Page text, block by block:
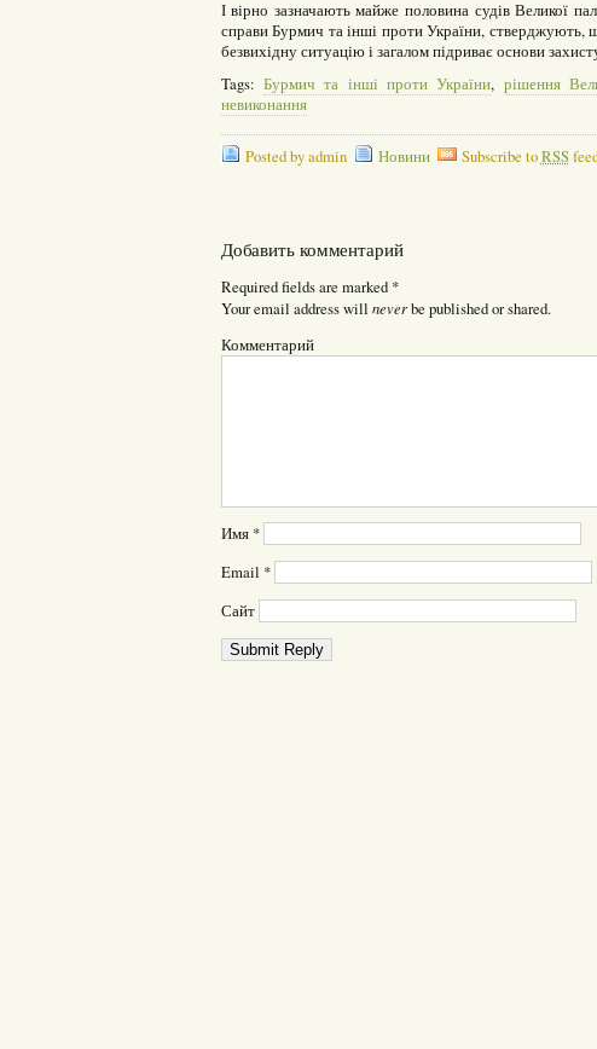
І вірно зазначають майже половина судів Великої
справи Бурмич та інші проти України, стверджують,
безвихідну ситуацію і загалом підриває основи
Tags:Бурмич та інші проти України, рішення
невиконання
Posted by admin Новини Subscribe toRSS
Добавить комментарий
Required fields are marked *
Your email address will neverbe published or shared.
Комментарий
Имя *
Email *
Сайт